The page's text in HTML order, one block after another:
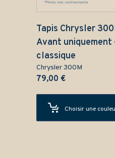
Tapis Chrysler
Avant uniquement
classique
Chrysler 300M
79,00 €
Choisir une